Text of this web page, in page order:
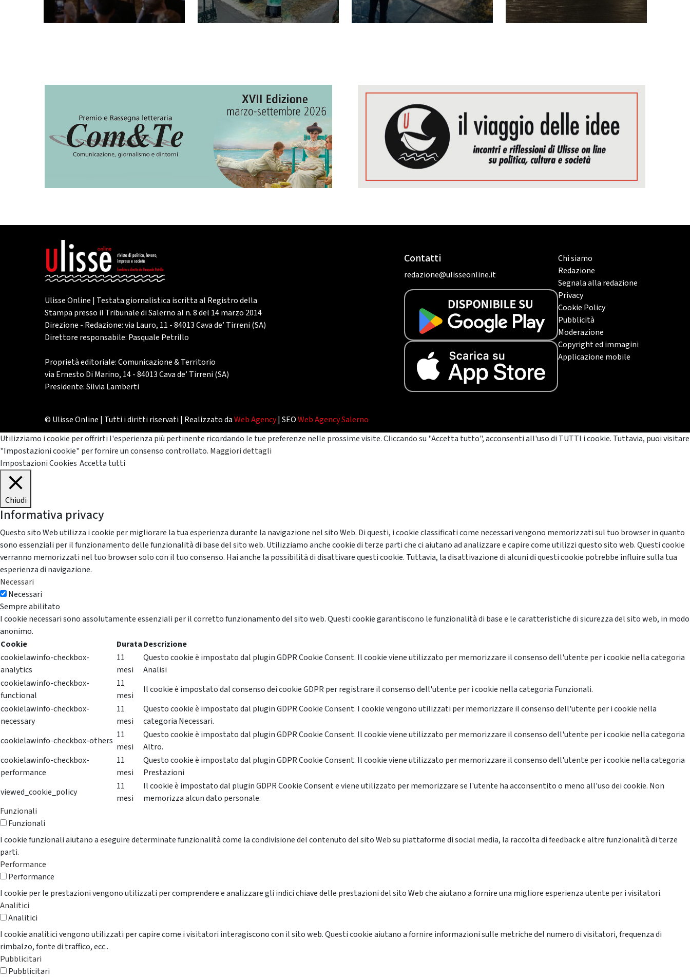
Ulisse Online | Testata giornalistica iscritta al Registro della
Stampa presso il Tribunale di Salerno al n. 8 del 14 marzo 2014
Direzione - Redazione: via Lauro, 11 - 84013 Cava de’ Tirreni (SA)
Direttore responsabile: Pasquale Petrillo
Proprietà editoriale: Comunicazione & Territorio
via Ernesto Di Marino, 14 - 84013 Cava de’ Tirreni (SA)
Presidente: Silvia Lamberti
Contatti
redazione@ulisseonline.it
Chi siamo
Redazione
Segnala alla redazione
Privacy
Cookie Policy
Pubblicità
Moderazione
Copyright ed immagini
Applicazione mobile
© Ulisse Online | Tutti i diritti riservati | Realizzato daWeb Agency| SEOWeb Agency Salerno
Utilizziamo i cookie per offrirti l'esperienza più pertinente ricordando le tue preferenze nelle prossime visite. Cliccando su "Accetta tutto", acconsenti all'uso di TUTTI i cookie. Tuttavia, puoi visitare
"Impostazioni cookie" per fornire un consenso controllato. Maggiori dettagli
Impostazioni Cookies Accetta tutti
Chiudi
Informativa privacy
Questo sito Web utilizza i cookie per migliorare la tua esperienza durante la navigazione nel sito Web. Di questi, i cookie classificati come necessari vengono memorizzati sul tuo browser in quanto
sono essenziali per il funzionamento delle funzionalità di base del sito web. Utilizziamo anche cookie di terze parti che ci aiutano ad analizzare e capire come utilizzi questo sito web. Questi cookie
verranno memorizzati nel tuo browser solo con il tuo consenso. Hai anche la possibilità di disattivare questi cookie. Tuttavia, la disattivazione di alcuni di questi cookie potrebbe influire sulla tua
esperienza di navigazione.
Necessari
Necessari
Sempre abilitato
I cookie necessari sono assolutamente essenziali per il corretto funzionamento del sito web. Questi cookie garantiscono le funzionalità di base e le caratteristiche di sicurezza del sito web, in modo
anonimo.
Cookie
DurataDescrizione
cookielawinfo-checkbox-
analytics
11
mesi
Questo cookie è impostato dal plugin GDPR Cookie Consent. Il cookie viene utilizzato per memorizzare il consenso dell'utente per i cookie nella categoria
Analisi
cookielawinfo-checkbox-
functional
11
mesi
Il cookie è impostato dal consenso dei cookie GDPR per registrare il consenso dell'utente per i cookie nella categoria Funzionali.
cookielawinfo-checkbox-
necessary
11
mesi
Questo cookie è impostato dal plugin GDPR Cookie Consent. I cookie vengono utilizzati per memorizzare il consenso dell'utente per i cookie nella
categoria Necessari.
cookielawinfo-checkbox-others
11
mesi
Questo cookie è impostato dal plugin GDPR Cookie Consent. Il cookie viene utilizzato per memorizzare il consenso dell'utente per i cookie nella categoria
Altro.
cookielawinfo-checkbox-
performance
11
mesi
Questo cookie è impostato dal plugin GDPR Cookie Consent. Il cookie viene utilizzato per memorizzare il consenso dell'utente per i cookie nella categoria
Prestazioni
viewed_cookie_policy
11
mesi
Il cookie è impostato dal plugin GDPR Cookie Consent e viene utilizzato per memorizzare se l'utente ha acconsentito o meno all'uso dei cookie. Non
memorizza alcun dato personale.
Funzionali
Funzionali
I cookie funzionali aiutano a eseguire determinate funzionalità come la condivisione del contenuto del sito Web su piattaforme di social media, la raccolta di feedback e altre funzionalità di terze
parti.
Performance
Performance
I cookie per le prestazioni vengono utilizzati per comprendere e analizzare gli indici chiave delle prestazioni del sito Web che aiutano a fornire una migliore esperienza utente per i visitatori.
Analitici
Analitici
I cookie analitici vengono utilizzati per capire come i visitatori interagiscono con il sito web. Questi cookie aiutano a fornire informazioni sulle metriche del numero di visitatori, frequenza di
rimbalzo, fonte di traffico, ecc..
Pubblicitari
Pubblicitari